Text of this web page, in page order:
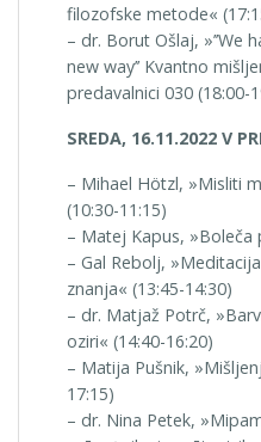
filozofske metode«
– dr. Borut Ošlaj, »’’We
new way’’ Kvantno
predavalnici 030 (18:00-
SREDA, 16.11.2022 V
– Mihael Hötzl, »Misliti
(10:30-11:15)
– Matej Kapus, »Boleča
– Gal Rebolj,
znanja« (13:45-14:30)
– dr. Matjaž Potrč,
oziri« (14:40-16:20)
– Matija Pušnik,
17:15)
– dr. Nina Petek,